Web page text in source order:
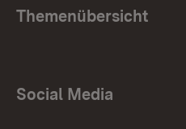
Themenübersicht
Social Media